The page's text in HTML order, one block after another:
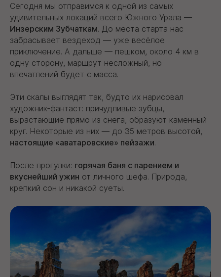
Сегодня мы отправимся к одной из самых
удивительных локаций всего Южного Урала —
Инзерским Зубчаткам. До места старта нас
забрасывает вездеход — уже весёлое
приключение. А дальше — пешком, около 4 км в
одну сторону, маршрут несложный, но
впечатлений будет с масса.
Эти скалы выглядят так, будто их нарисовал
художник-фантаст: причудливые зубцы,
вырастающие прямо из снега, образуют каменный
круг. Некоторые из них — до 35 метров высотой,
настоящие «аватаровские» пейзажи.
После прогулки: горячая баня с парением и
вкуснейший ужин от личного шефа. Природа,
крепкий сон и никакой суеты.